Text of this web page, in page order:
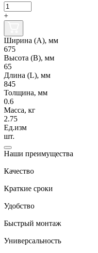
+
Ширина (А), мм
675
Высота (В), мм
65
Длина (L), мм
845
Толщина, мм
0.6
Масса, кг
2.75
Ед.изм
шт.
Наши преимущества
Качество
Краткие сроки
Удобство
Быстрый монтаж
Универсальность